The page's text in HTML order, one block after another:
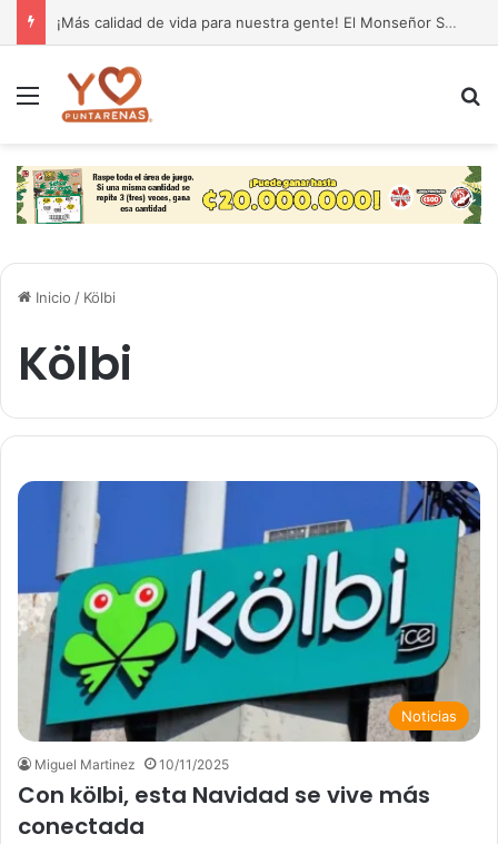
¡Más calidad de vida para nuestra gente! El Monseñor Sanabria estrena moderna farmacia especializada en cáncer
Menú
Inicio / Kölbi
Kölbi
Noticias
Miguel Martinez 10/11/2025
Con kölbi, esta Navidad se vive más
conectada